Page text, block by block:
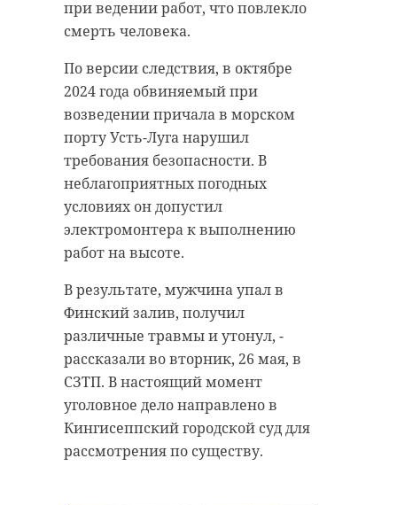
при ведении работ, что повлекло
смерть человека.
По версии следствия, в октябре
2024 года обвиняемый при
возведении причала в морском
порту Усть-Луга нарушил
требования безопасности. В
неблагоприятных погодных
условиях он допустил
электромонтера к выполнению
работ на высоте.
В результате, мужчина упал в
Финский залив, получил
различные травмы и утонул, -
рассказали во вторник, 26 мая, в
СЗТП. В настоящий момент
уголовное дело направлено в
Кингисеппский городской суд для
рассмотрения по существу.